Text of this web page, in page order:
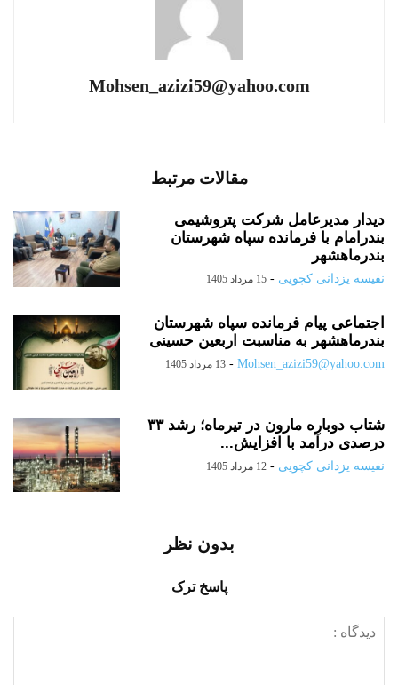
Mohsen_azizi59@yahoo.com
مقالات مرتبط
دیدار مدیرعامل شرکت پتروشیمی
بندرامام با فرمانده سپاه شهرستان
بندرماهشهر
نفیسه یزدانی کچویی - 15 مرداد 1405
اجتماعی پیام فرمانده سپاه شهرستان
بندرماهشهر به مناسبت اربعین حسینی
Mohsen_azizi59@yahoo.com
- 13 مرداد 1405
شتاب دوباره مارون در تیرماه؛ رشد ۳۳
درصدی درآمد با افزایش...
نفیسه یزدانی کچویی - 12 مرداد 1405
بدون نظر
پاسخ ترک